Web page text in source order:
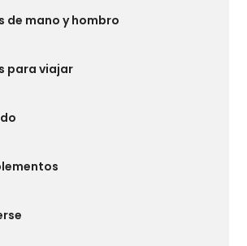
de mano y hombro
para viajar